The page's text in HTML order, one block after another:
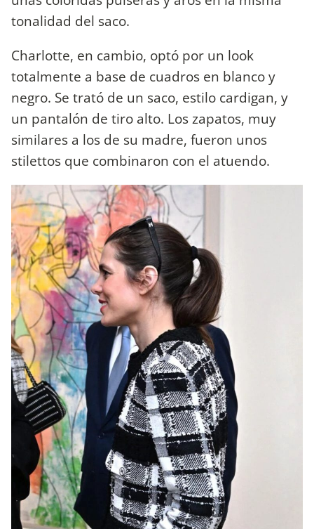
tonalidad del saco.
Charlotte, en cambio, optó por un look
totalmente a base de cuadros en blanco y
negro. Se trató de un saco, estilo cardigan, y
un pantalón de tiro alto. Los zapatos, muy
similares a los de su madre, fueron unos
stilettos que combinaron con el atuendo.